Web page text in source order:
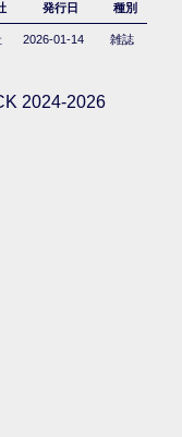
発行日 種別
2026-01-14 雑誌
2024-2026